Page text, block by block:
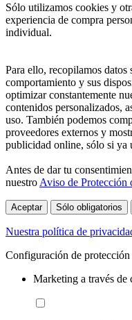
Sólo utilizamos cookies y
experiencia de compra
individual.
Para ello, recopilamos datos
comportamiento y sus
optimizar constantemente
contenidos personalizados,
uso. También podemos
proveedores externos y
publicidad online, sólo si ya
Antes de dar tu
nuestro Aviso de Protección
Aceptar Sólo obligatorios
Nuestra política de
Configuración de protección
Marketing a través de